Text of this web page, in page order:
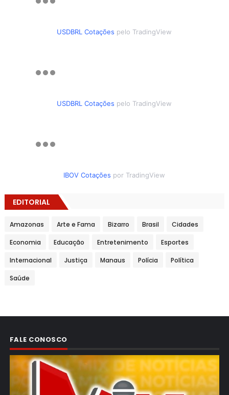
USDBRL Cotações pelo TradingView
USDBRL Cotações pelo TradingView
IBOV Cotações por TradingView
EDITORIAL
Amazonas Arte e Fama Bizarro Brasil Cidades
Economia Educação Entretenimento Esportes
Internacional Justiça Manaus Polícia Política
Saúde
FALE CONOSCO